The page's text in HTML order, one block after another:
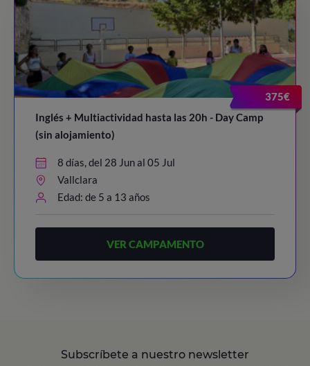
375€
Inglés + Multiactividad hasta las 20h - Day Camp
(sin alojamiento)
8 días, del 28 Jun al 05 Jul
Vallclara
Edad: de 5 a 13 años
VER CAMPAMENTO
Subscríbete a nuestro newsletter